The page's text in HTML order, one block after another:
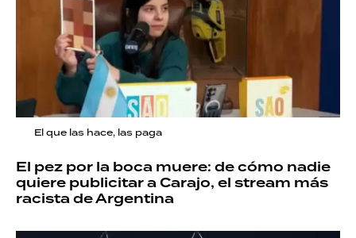
El que las hace, las paga
El pez por la boca muere: de cómo nadie
quiere publicitar a Carajo, el stream más
racista de Argentina